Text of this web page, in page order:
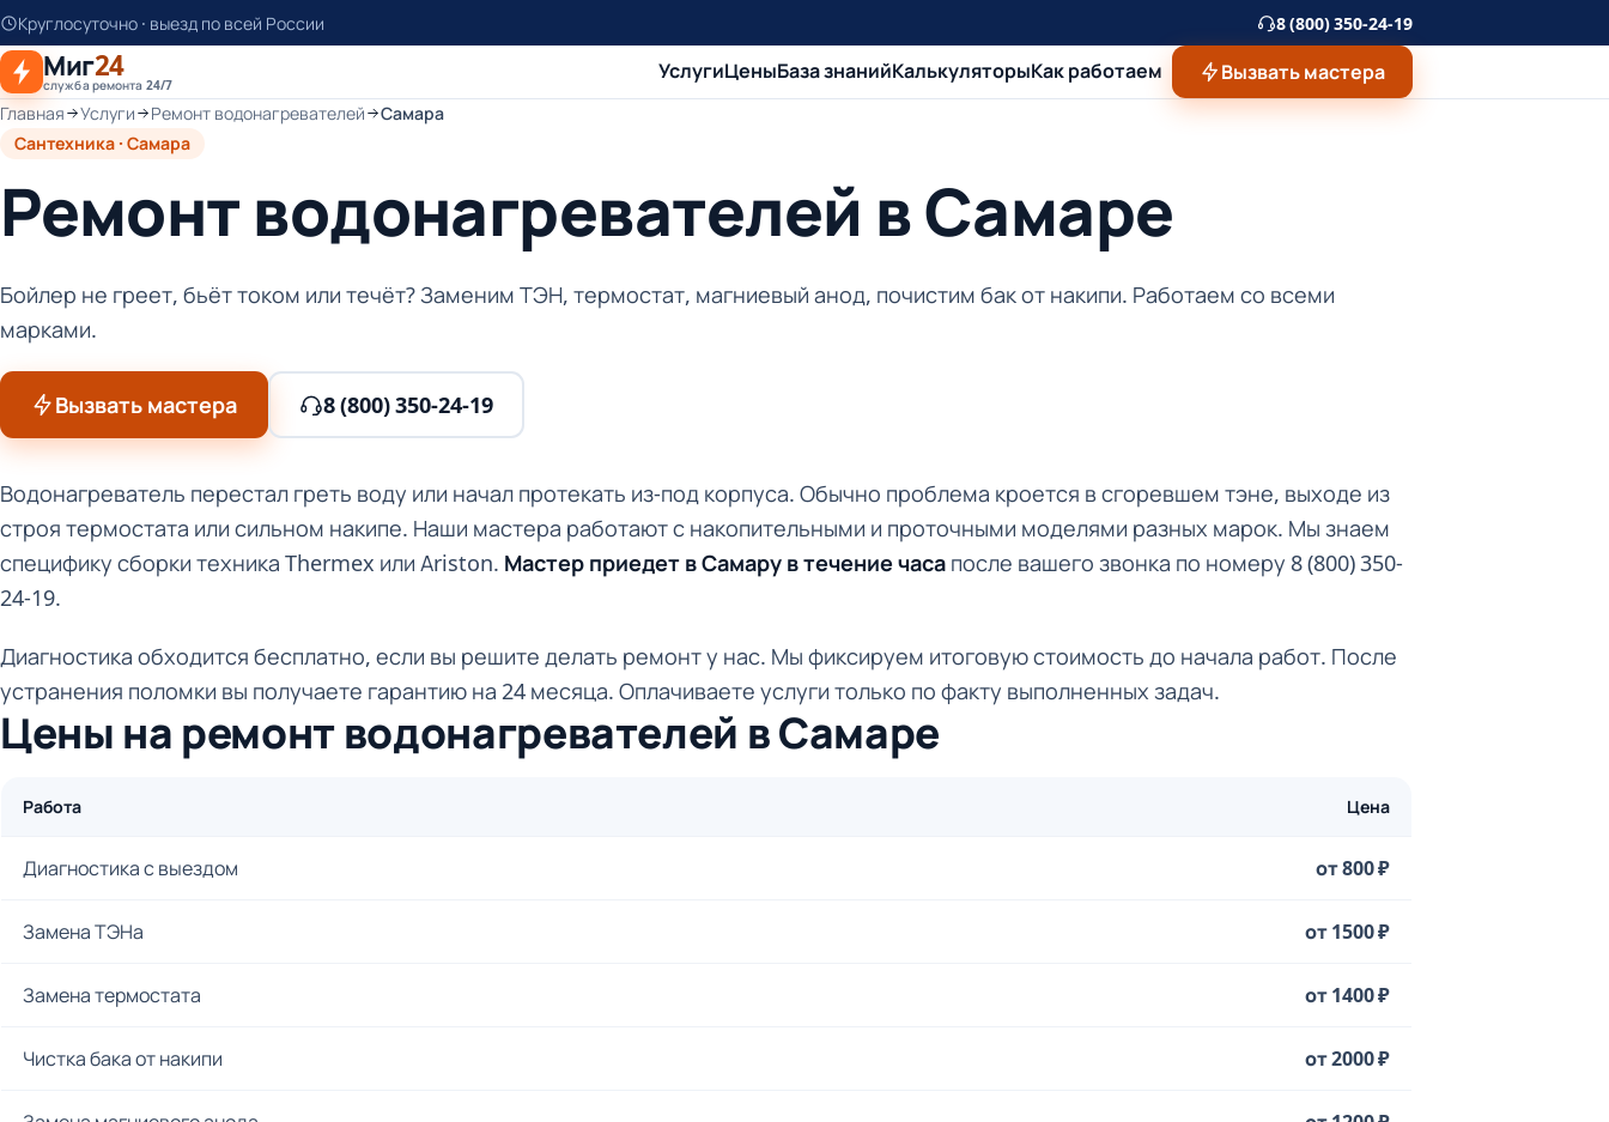
К
основному
контенту
Круглосуточно · выезд по всей России 8 (800) 350-24-19
Миг24
служба ремонта 24/7
УслугиЦеныБаза знанийКалькуляторыКак работаем Вызвать мастера
Главная Услуги Ремонт водонагревателей
Самара
Сантехника · Самара
Ремонт водонагревателей в Самаре
Бойлер не греет, бьёт током или течёт? Заменим ТЭН, термостат, магниевый анод, почистим бак от накипи. Работаем со всеми
марками.
Вызвать мастера 8 (800) 350-24-19
Водонагреватель перестал греть воду или начал протекать из-под корпуса. Обычно проблема кроется в сгоревшем тэне, выходе из
строя термостата или сильном накипе. Наши мастера работают с накопительными и проточными моделями разных марок. Мы знаем
специфику сборки техника Thermex или Ariston. Мастер приедет в Самару в течение часа после вашего звонка по номеру 8 (800) 350-
24-19.
Диагностика обходится бесплатно, если вы решите делать ремонт у нас. Мы фиксируем итоговую стоимость до начала работ. После
устранения поломки вы получаете гарантию на 24 месяца. Оплачиваете услуги только по факту выполненных задач.
Цены на ремонт водонагревателей в Самаре
Работа Цена
Диагностика с выездом от 800 ₽
Замена ТЭНа от 1500 ₽
Замена термостата от 1400 ₽
Чистка бака от накипи от 2000 ₽